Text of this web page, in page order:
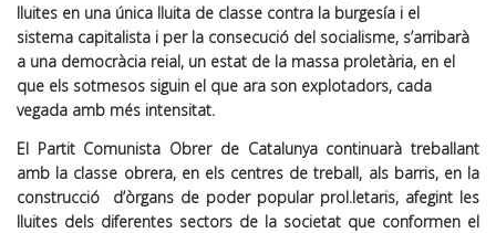
lluites en una única lluita de classe contra la burgesía i el
sistema capitalista i per la consecució del socialisme, s’arribarà
a una democràcia reial, un estat de la massa proletària, en el
que els sotmesos siguin el que ara son explotadors, cada
vegada amb més intensitat.
El Partit Comunista Obrer de Catalunya continuarà treballant
amb la classe obrera, en els centres de treball, als barris, en la
construcció d’òrgans de poder popular prol.letaris, afegint les
lluites dels diferentes sectors de la societat que conformen el